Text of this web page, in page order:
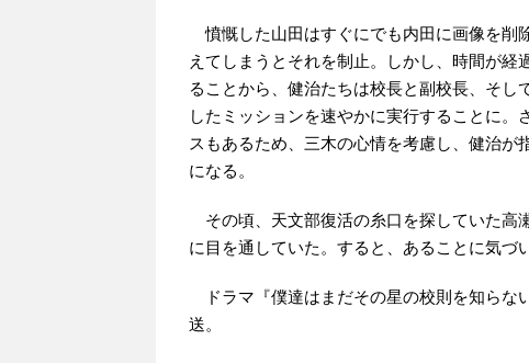
憤慨した山田はすぐにでも内田に画像を削
えてしまうとそれを制止。しかし、時間が経
ることから、健治たちは校長と副校長、そ
したミッションを速やかに実行することに
スもあるため、三木の心情を考慮し、健治が
になる。
その頃、天文部復活の糸口を探していた高
に目を通していた。すると、あることに気づ
ドラマ『僕達はまだその星の校則を知らな
送。